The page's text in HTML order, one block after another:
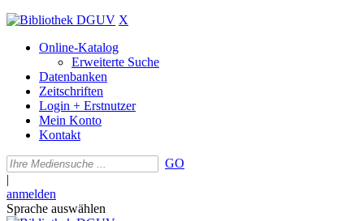
X
Online-Katalog
Erweiterte Suche
Datenbanken
Zeitschriften
Login + Erstnutzer
Mein Konto
Kontakt
GO
|
anmelden
Sprache auswählen